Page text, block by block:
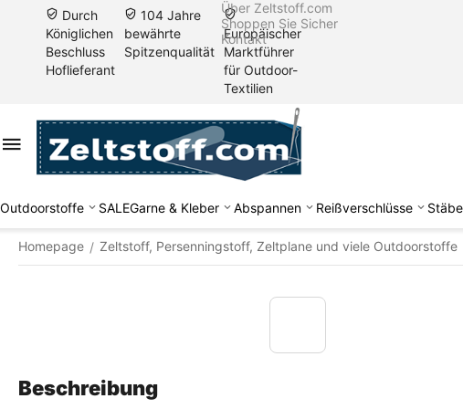
Durch
Königlichen
Beschluss
Hoflieferant
104 Jahre
bewährte
Spitzenqualität
Europäischer
Marktführer
für Outdoor-
Textilien
Über Zeltstoff.com
Shoppen Sie Sicher
Kontakt
Outdoorstoffe SALEGarne & Kleber Abspannen Reißverschlüsse Stäbe
Homepage / Zeltstoff, Persenningstoff, Zeltplane und viele Outdoorstoffe
Beschreibung